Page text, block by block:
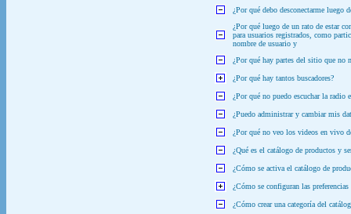
¿Por qué debo desconectarme
¿Por qué luego de un rato de estar
para usuarios registrados, como
nombre de usuario y
¿Por qué hay partes del sitio que no
¿Por qué hay tantos buscadores?
¿Por qué no puedo escuchar la radio
¿Puedo administrar y cambiar mis
¿Por qué no veo los videos en vivo
¿Qué es el catálogo de productos y
¿Cómo se activa el catálogo de
¿Cómo se configuran las
¿Cómo crear una categoría del